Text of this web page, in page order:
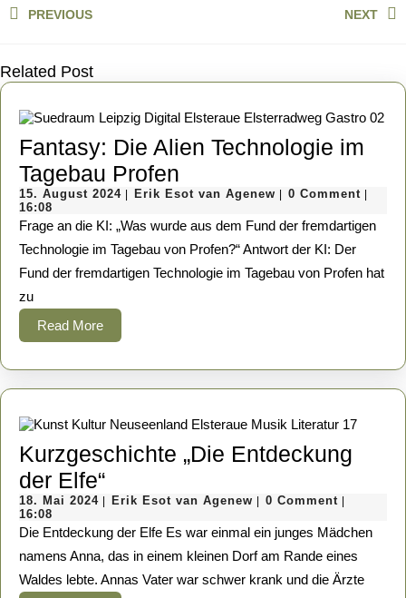
PREVIOUS
post:
NEXT
Related Post
Fantasy: Die Alien Technologie im
Tagebau Profen
Die
Alien
Technologie
im
15. August 202415.
2024
Erik Esot van Agenew Erik
van
Agenew
0 Comment
16:08
Frage an die KI: „Was wurde aus dem Fund der fremdartigen
Technologie im Tagebau von Profen?“ Antwort der KI: Der
Fund der fremdartigen Technologie im Tagebau von Profen hat
zu
Read MoreRead
More
Kurzgeschichte „Die Entdeckung
der Elfe“Kurzgeschichte
„Die
Entdeckung
der
Elfe“
18. Mai 202418.
2024
Erik Esot van Agenew Erik
van
Agenew
0 Comment
16:08
Die Entdeckung der Elfe Es war einmal ein junges Mädchen
namens Anna, das in einem kleinen Dorf am Rande eines
Waldes lebte. Annas Vater war schwer krank und die Ärzte